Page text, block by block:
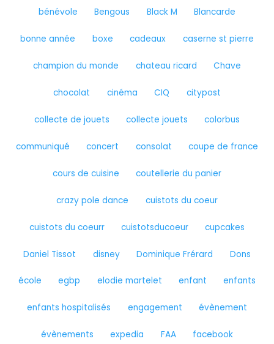
bénévole Bengous Black M Blancarde
bonne année boxe cadeaux caserne st pierre
champion du monde chateau ricard Chave
chocolat cinéma CIQ citypost
collecte de jouets collecte jouets colorbus
communiqué concert consolat coupe de france
cours de cuisine coutellerie du panier
crazy pole dance cuistots du coeur
cuistots du coeurr cuistotsducoeur cupcakes
Daniel Tissot disney Dominique Frérard Dons
école egbp elodie martelet enfant enfants
enfants hospitalisés engagement évènement
évènements expedia FAA facebook